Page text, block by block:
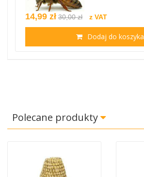
14,99 zł 30,00 zł z VAT
Dodaj do koszyka
Polecane produkty